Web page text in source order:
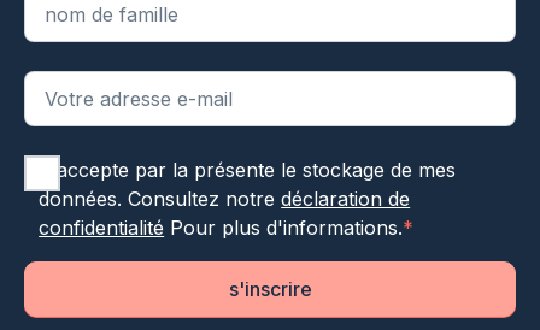
J'accepte par la présente le stockage de mes
données. Consultez notredéclaration de
confidentialité Pour plus d'informations.*
s'inscrire